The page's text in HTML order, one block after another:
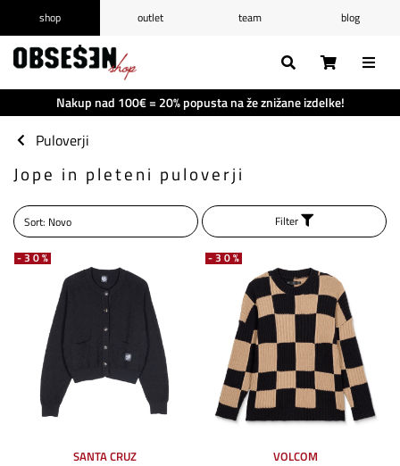
Nakup nad 100€ = 20% popusta na že znižane izdelke!
shop outlet team
blog
Prijava /Registracija
Seznam želja0
Košarica0
Puloverji
Jope in pleteni puloverji
Filter
-30%
SANTA CRUZ
-30%
VOLCOM